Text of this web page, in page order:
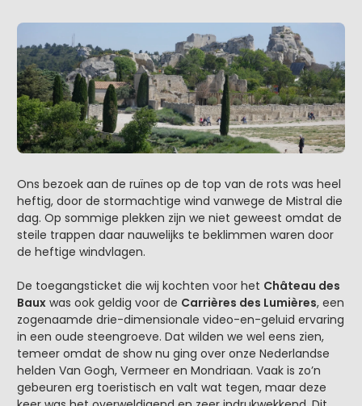
Ons bezoek aan de ruïnes op de top van de rots was heel
heftig, door de stormachtige wind vanwege de Mistral die
dag. Op sommige plekken zijn we niet geweest omdat de
steile trappen daar nauwelijks te beklimmen waren door
de heftige windvlagen.
De toegangsticket die wij kochten voor het Château des
Baux was ook geldig voor de Carrières des Lumières, een
zogenaamde drie-dimensionale video-en-geluid ervaring
in een oude steengroeve. Dat wilden we wel eens zien,
temeer omdat de show nu ging over onze Nederlandse
helden Van Gogh, Vermeer en Mondriaan. Vaak is zo’n
gebeuren erg toeristisch en valt wat tegen, maar deze